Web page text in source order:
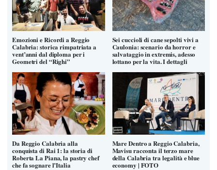
Emozioni e Ricordi a Reggio
Calabria: storica rimpatriata a
vent’anni dal diploma per i
Geometri del “Righi”
Sei cuccioli di cane sepolti vivi a
Caulonia: scenario da horror e
salvataggio in extremis, adesso
lottano per la vita. I dettagli
Da Reggio Calabria alla
conquista di Rai 1: la storia di
Roberta La Piana, la pastry chef
che fa sognare l’Italia
Mare Dentro a Reggio Calabria,
Mavisu racconta il terzo mare
della Calabria tra legalità e blue
economy | FOTO